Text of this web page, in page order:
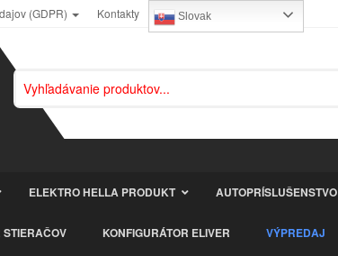
(GDPR) Kontakty Slovak
ELEKTRO HELLA PRODUKT AUTOPRÍSLUŠENSTVO
KONFIGURÁTOR ELIVER VÝPREDAJ